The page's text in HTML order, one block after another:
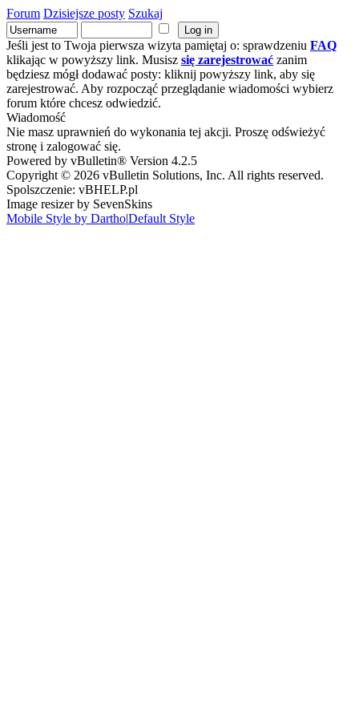
Forum Dzisiejsze posty Szukaj
Jeśli jest to Twoja pierwsza wizyta pamiętaj o: sprawdzeniu FAQ
klikając w powyższy link. Musisz się zarejestrować zanim
będziesz mógł dodawać posty: kliknij powyższy link, aby się
zarejestrować. Aby rozpocząć przeglądanie wiadomości wybierz
forum które chcesz odwiedzić.
Wiadomość
Nie masz uprawnień do wykonania tej akcji. Proszę odświeżyć
stronę i zalogować się.
Powered by vBulletin® Version 4.2.5
Copyright © 2026 vBulletin Solutions, Inc. All rights reserved.
Spolszczenie: vBHELP.pl
Image resizer by SevenSkins
Mobile Style by Dartho|Default Style